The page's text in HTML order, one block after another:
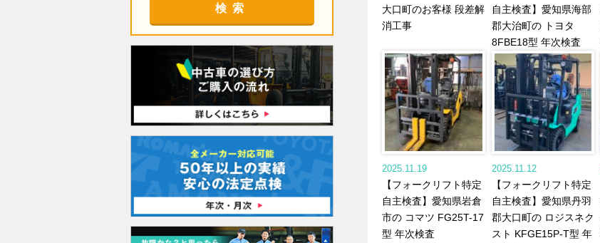
検索
大口町のお客様 段差解
消工事
自主検査】愛知県海部
郡大治町の トヨタ
8FBE18型 年次検査
2025.11.19
【フォークリフト特定
自主検査】愛知県岩倉
市の コマツ FG25T-17
型 年次検査
2025.11.12
【フォークリフト特定
自主検査】愛知県丹羽
郡大口町の ロジスネク
スト KFGE15P-T型 年